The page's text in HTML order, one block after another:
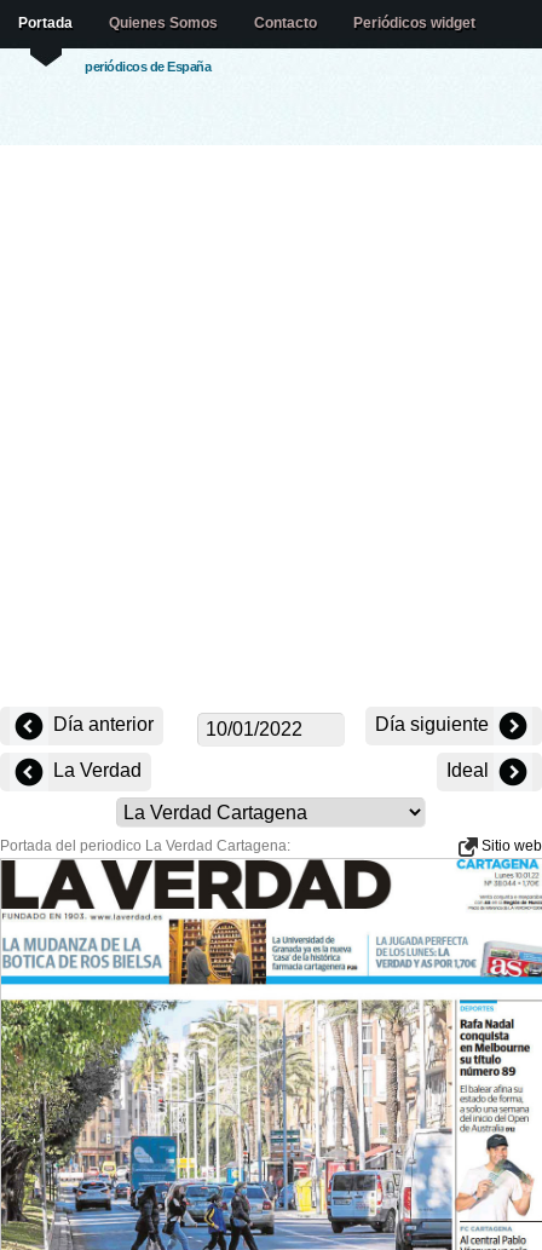
periódicos de España
Portada Quienes Somos Contacto Periódicos widget
Día anterior Día siguiente
La Verdad Ideal
Portada del periodico La Verdad Cartagena: Sitio web